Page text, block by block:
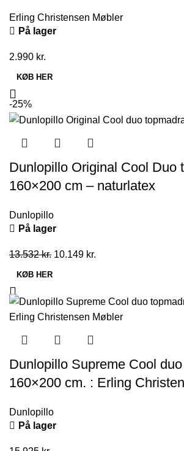
Erling Christensen Møbler
På lager
2.990 kr.
KØB HER
-25%
Dunlopillo Original Cool Duo
160×200 cm – naturlatex
Dunlopillo
På lager
13.532kr. Den
var:
13.532 kr..
10.149 kr.
er:
10.149 kr..
KØB HER
Dunlopillo Supreme Cool
160×200 cm. : Erling
Dunlopillo
På lager